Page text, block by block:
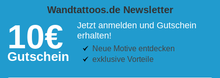
Wandtattoos.de Newsletter
10€
Gutschein
Jetzt anmelden und Gutschein
erhalten!
Neue Motive entdecken
exklusive Vorteile